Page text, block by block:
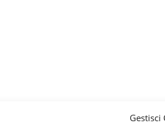
Gestisci